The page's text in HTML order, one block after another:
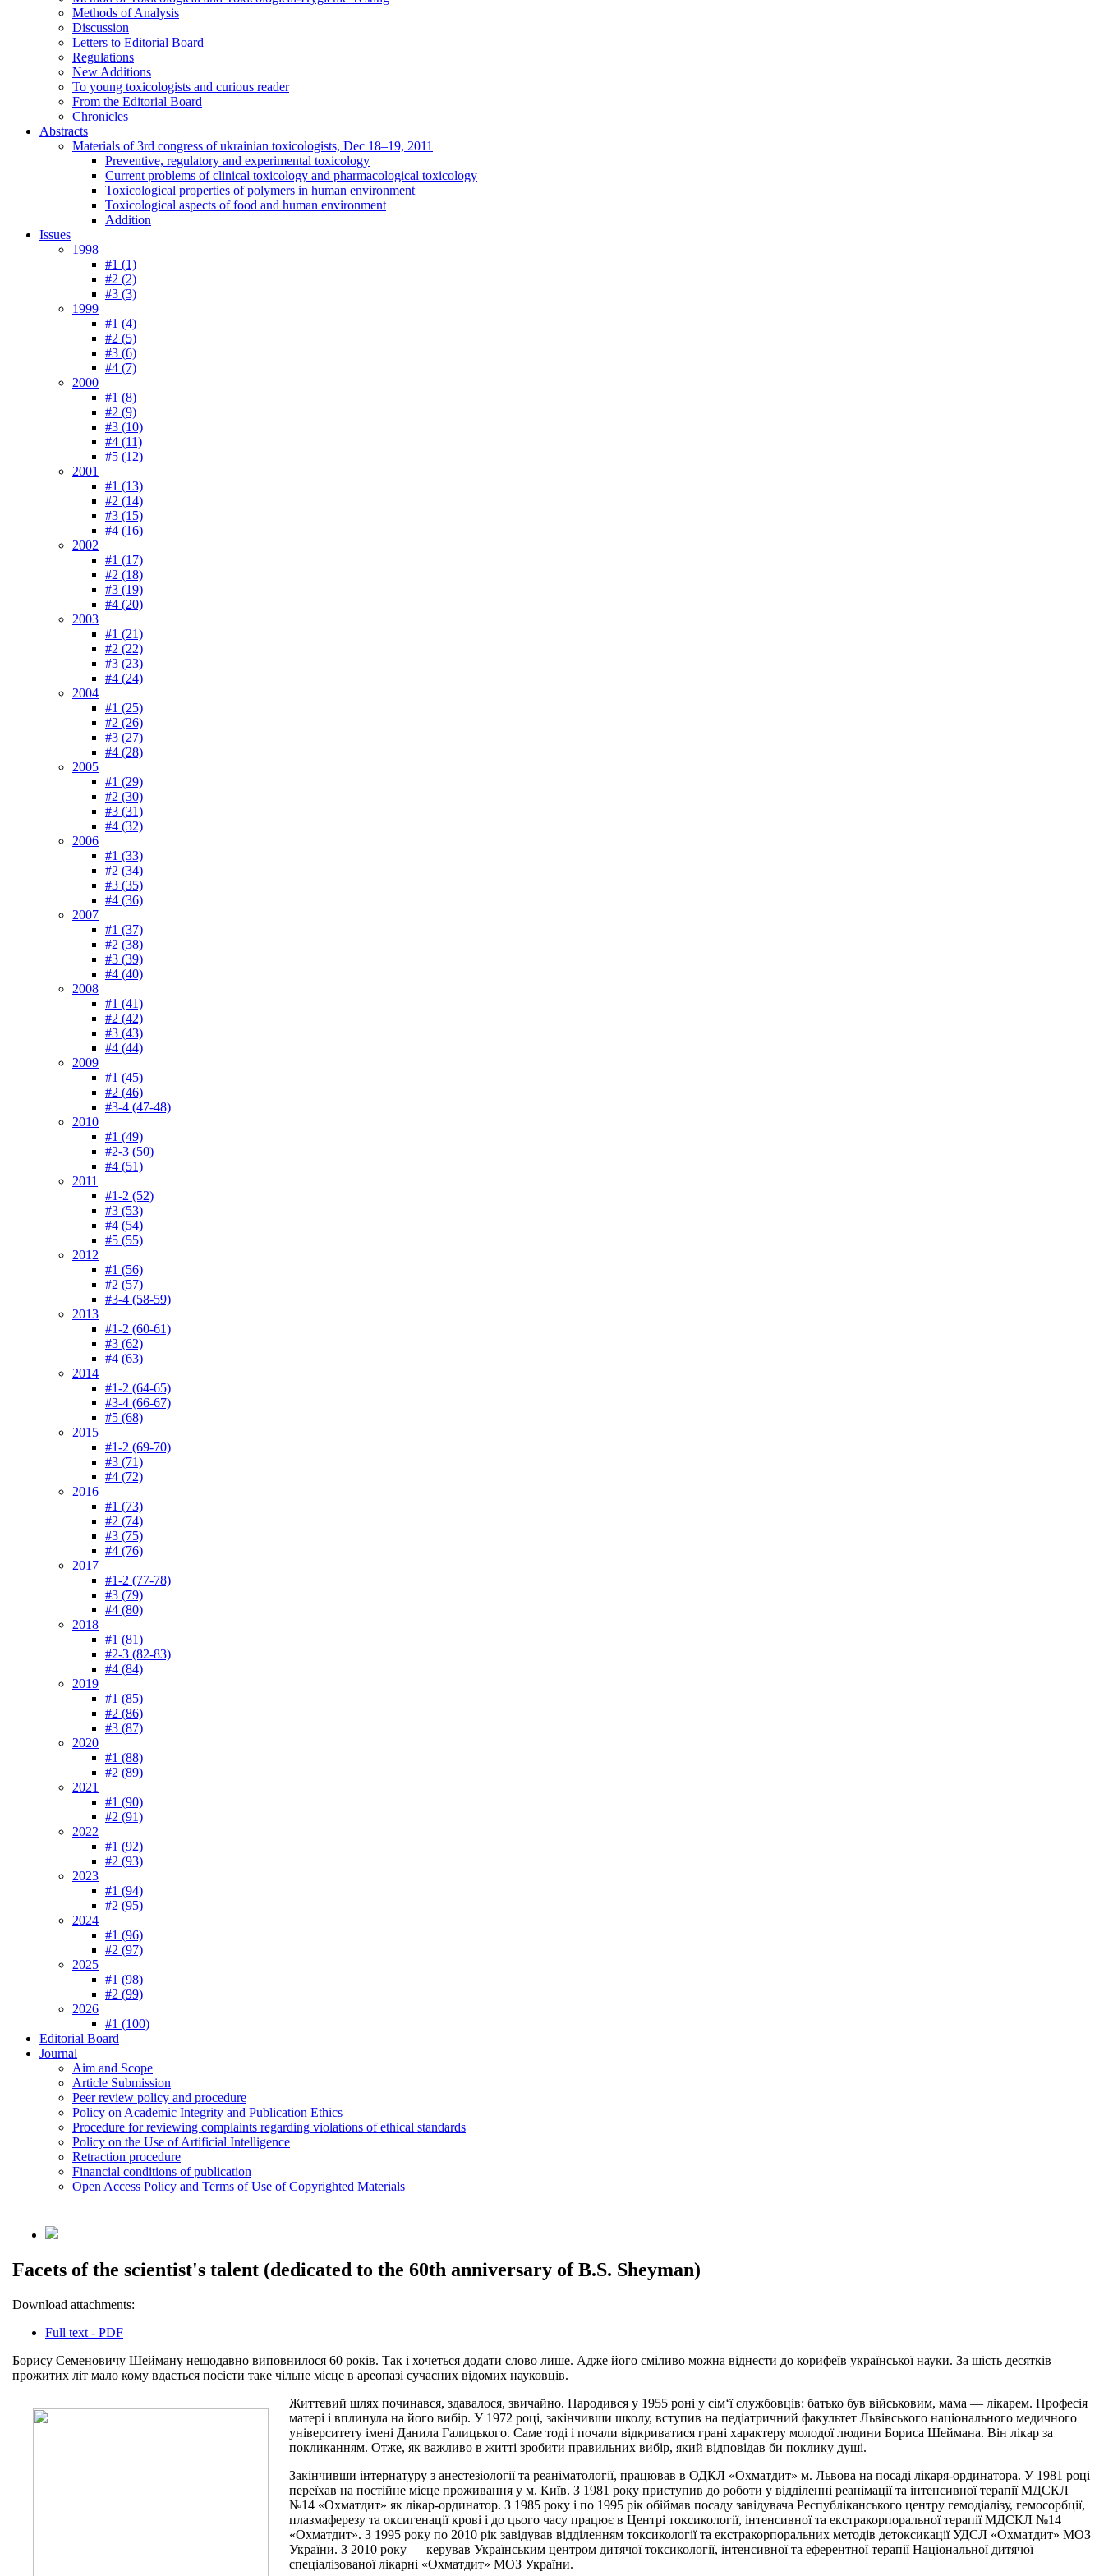
Methods of Analysis
Discussion
Letters to Editorial Board
Regulations
New Additions
To young toxicologists and curious reader
From the Editorial Board
Chronicles
Abstracts
Materials of 3rd congress of ukrainian toxicologists, Dec 18–19, 2011
Preventive, regulatory and experimental toxicology
Current problems of clinical toxicology and pharmacological toxicology
Toxicological properties of polymers in human environment
Toxicological aspects of food and human environment
Addition
Issues
1998
#1 (1)
#2 (2)
#3 (3)
1999
#1 (4)
#2 (5)
#3 (6)
#4 (7)
2000
#1 (8)
#2 (9)
#3 (10)
#4 (11)
#5 (12)
2001
#1 (13)
#2 (14)
#3 (15)
#4 (16)
2002
#1 (17)
#2 (18)
#3 (19)
#4 (20)
2003
#1 (21)
#2 (22)
#3 (23)
#4 (24)
2004
#1 (25)
#2 (26)
#3 (27)
#4 (28)
2005
#1 (29)
#2 (30)
#3 (31)
#4 (32)
2006
#1 (33)
#2 (34)
#3 (35)
#4 (36)
2007
#1 (37)
#2 (38)
#3 (39)
#4 (40)
2008
#1 (41)
#2 (42)
#3 (43)
#4 (44)
2009
#1 (45)
#2 (46)
#3-4 (47-48)
2010
#1 (49)
#2-3 (50)
#4 (51)
2011
#1-2 (52)
#3 (53)
#4 (54)
#5 (55)
2012
#1 (56)
#2 (57)
#3-4 (58-59)
2013
#1-2 (60-61)
#3 (62)
#4 (63)
2014
#1-2 (64-65)
#3-4 (66-67)
#5 (68)
2015
#1-2 (69-70)
#3 (71)
#4 (72)
2016
#1 (73)
#2 (74)
#3 (75)
#4 (76)
2017
#1-2 (77-78)
#3 (79)
#4 (80)
2018
#1 (81)
#2-3 (82-83)
#4 (84)
2019
#1 (85)
#2 (86)
#3 (87)
2020
#1 (88)
#2 (89)
2021
#1 (90)
#2 (91)
2022
#1 (92)
#2 (93)
2023
#1 (94)
#2 (95)
2024
#1 (96)
#2 (97)
2025
#1 (98)
#2 (99)
2026
#1 (100)
Editorial Board
Journal
Aim and Scope
Article Submission
Peer review policy and procedure
Policy on Academic Integrity and Publication Ethics
Procedure for reviewing complaints regarding violations of ethical standards
Policy on the Use of Artificial Intelligence
Retraction procedure
Financial conditions of publication
Open Access Policy and Terms of Use of Copyrighted Materials
Facets of the scientist's talent (dedicated to the 60th anniversary of B.S. Sheyman)
Download attachments:
Full text - PDF
Борису Семеновичу Шейману нещодавно виповнилося 60 років. Так і хочеться додати слово лише. Адже його сміливо можна віднести до корифеїв української науки. За шість десятків
прожитих літ мало кому вдається посісти таке чільне місце в ареопазі сучасних відомих науковців.
Життєвий шлях починався, здавалося, звичайно. Народився у 1955 роні у сім‘ї службовців: батько був військовим, мама — лікарем. Професія
матері і вплинула на його вибір. У 1972 році, закінчивши школу, вступив на педіатричний факультет Львівського національного медичного
університету імені Данила Галицького. Саме тоді і почали відкриватися грані характеру молодої людини Бориса Шеймана. Він лікар за
покликанням. Отже, як важливо в житті зробити правильних вибір, який відповідав би поклику душі.
Закінчивши інтернатуру з анестезіології та реаніматології, працював в ОДКЛ «Охматдит» м. Львова на посаді лікаря-ординатора. У 1981 році
переїхав на постійне місце проживання у м. Київ. З 1981 року приступив до роботи у відділенні реанімації та інтенсивної терапії МДСКЛ
№14 «Охматдит» як лікар-ординатор. З 1985 року і по 1995 рік обіймав посаду завідувача Республіканського центру гемодіалізу, гемосорбції,
плазмаферезу та оксигенації крові і до цього часу працює в Центрі токсикології, інтенсивної та екстракорпоральної терапії МДСКЛ №14
«Охматдит». З 1995 року по 2010 рік завідував відділенням токсикології та екстракорпоральних методів детоксикації УДСЛ «Охматдит» МОЗ
України. З 2010 року — керував Українським центром дитячої токсикології, інтенсивної та еферентної терапії Національної дитячої
спеціалізованої лікарні «Охматдит» МОЗ України.